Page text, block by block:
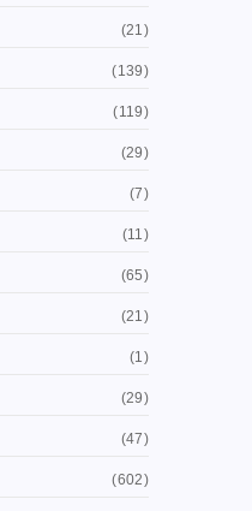
(21)
(139)
(119)
(29)
(7)
(11)
(65)
(21)
(1)
(29)
(47)
(602)